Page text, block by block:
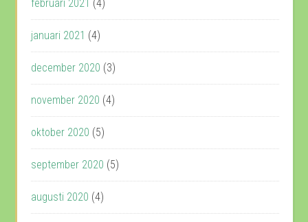
februari 2021 (4)
januari 2021 (4)
december 2020 (3)
november 2020 (4)
oktober 2020 (5)
september 2020 (5)
augusti 2020 (4)